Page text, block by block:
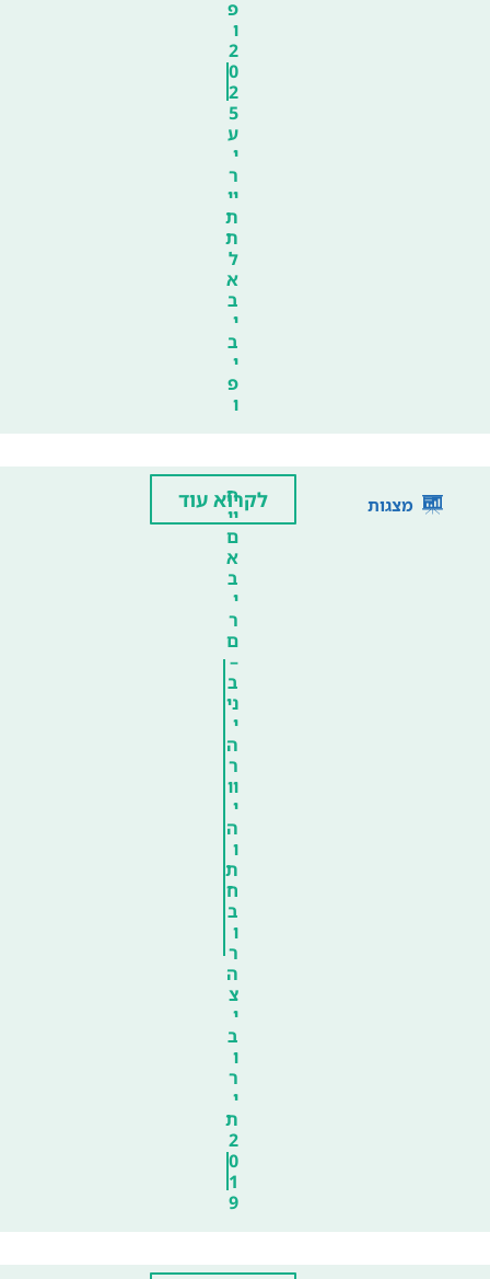
פ
ו
2
0
2
5
ע
י
ר
יי
ת
ת
ל
א
ב
י
ב
י
פ
ו
מצגות
ח
יי
ם
א
ב
י
ר
ם
–
ב
ני
י
ה
ר
וו
י
ה
ו
ת
ח
ב
ו
ר
ה
צ
י
ב
ו
ר
י
ת
2
0
1
9
לקרוא עוד